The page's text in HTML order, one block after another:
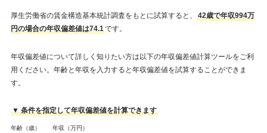
厚生労働省の賃金構造基本統計調査をもとに試算すると、
42歳で年収994万
円の場合の年収偏差値は74.1です。
年収偏差値について詳しく知りたい方は以下の年収偏差値計算ツールをご利
用ください。年齢と年収を入力すると年収偏差値を試算することができま
す。
▼ 条件を指定して年収偏差値を計算できます
年齢（歳） 年収（万円）